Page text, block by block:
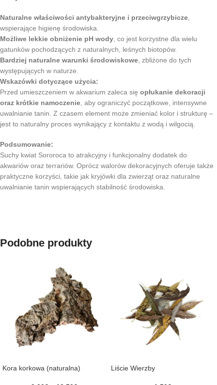
Naturalne właściwości antybakteryjne i przeciwgrzybicze
wspierające higienę środowiska.
Możliwe lekkie obniżenie pH wody , co jest korzystne dla wielu
gatunków pochodzących z naturalnych, leśnych biotopów.
Bardziej naturalne warunki środowiskowe , zbliżone do tych
występujących w naturze.
Wskazówki dotyczące użycia:
Przed umieszczeniem w akwarium zaleca się opłukanie dekoracji
oraz krótkie namoczenie , aby ograniczyć początkowe, intensywne
uwalnianie tanin. Z czasem element może zmieniać kolor i strukturę –
jest to naturalny proces wynikający z kontaktu z wodą i wilgocią.
Podsumowanie:
Suchy kwiat Sororoca to atrakcyjny i funkcjonalny dodatek do
akwariów oraz terrariów. Oprócz walorów dekoracyjnych oferuje także
praktyczne korzyści, takie jak kryjówki dla zwierząt oraz naturalne
uwalnianie tanin wspierających stabilność środowiska.
Podobne produkty
Kora korkowa (naturalna) Liście Wierzby